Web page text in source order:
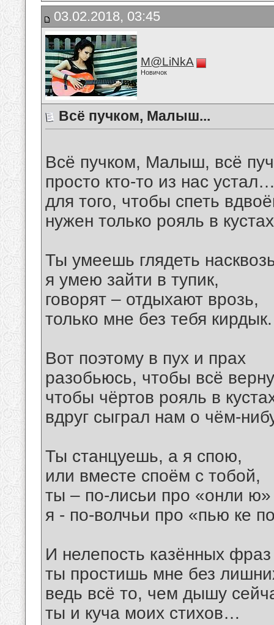
03.02.2018, 03:45
M@LiNkA
Новичок
Всё пучком, Малыш...
Всё пучком, Малыш, всё
просто кто-то из нас
для того, чтобы спеть
нужен только рояль в
Ты умеешь глядеть
я умею зайти в тупик,
говорят – отдыхают врозь,
только мне без тебя кирдык.
Вот поэтому в пух и прах
разобьюсь, чтобы всё
чтобы чёртов рояль в
вдруг сыграл нам о чём-
Ты станцуешь, а я спою,
или вместе споём с тобой,
ты – по-лисьи про «онли ю»
я - по-волчьи про «пью ке
И нелепость казённых фраз
ты простишь мне без
ведь всё то, чем дышу
ты и куча моих стихов…